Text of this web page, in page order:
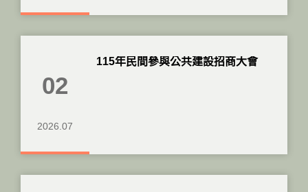
02
2026.07
115年民間參與公共建設招商大會